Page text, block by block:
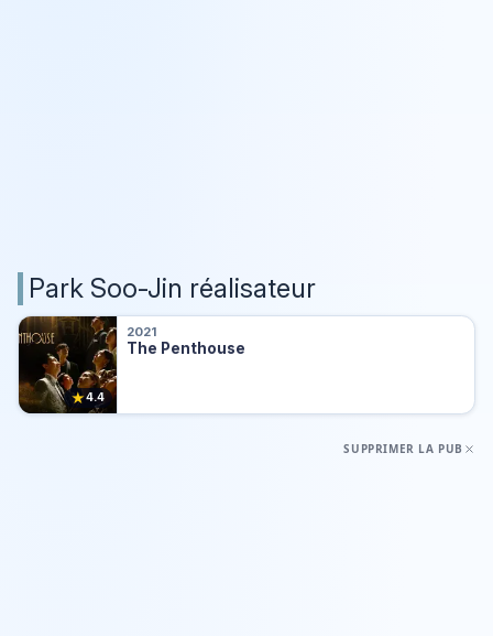
Park Soo-Jin réalisateur
★4.4
2021
The Penthouse
SUPPRIMER LA PUB